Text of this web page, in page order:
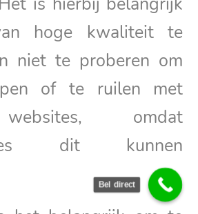
hoge kwaliteit te
niet te proberen om
of te ruilen met
omdat
dit kunnen
Bel direct